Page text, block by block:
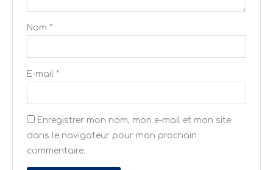
Nom *
E-mail *
Enregistrer mon nom, mon e-mail et mon site
dans le navigateur pour mon prochain
commentaire.